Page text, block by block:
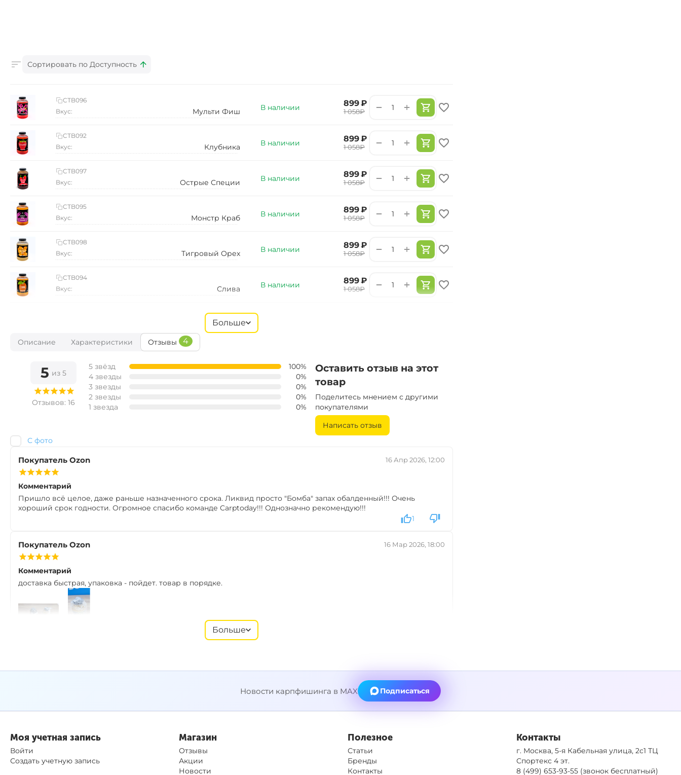
Сортировать по Доступность
В наличии ‍899‍ ₽
‍1 058‍₽ +
−
CTB096
Вкус:
Мульти Фиш
В наличии ‍899‍ ₽
‍1 058‍₽ +
−
CTB092
Вкус:
Клубника
В наличии ‍899‍ ₽
‍1 058‍₽ +
−
CTB097
Вкус:
Острые Специи
В наличии ‍899‍ ₽
‍1 058‍₽ +
−
CTB095
Вкус:
Монстр Краб
В наличии ‍899‍ ₽
‍1 058‍₽ +
−
CTB098
Вкус:
Тигровый Орех
В наличии ‍899‍ ₽
‍1 058‍₽ +
−
CTB094
Вкус:
Слива
Ананас
CTB093
В наличии ‍899‍
‍1 058‍₽
Вкус:
Больше
Описание Характеристики Отзывы 4
Оставить отзыв на этот
товар
Поделитесь мнением с другими
покупателями
Написать отзыв
5 из 5
Отзывов: 16
5 звёзд
100%
4 звезды
0%
3 звезды
0%
2 звезды
0%
1 звезда
0%
С фото
Покупатель Ozon 16 Апр 2026, 12:00
Комментарий
Пришло всё целое, даже раньше назначенного срока. Ликвид просто "Бомба" запах обалденный!!! Очень
хороший срок годности. Огромное спасибо команде Carptoday!!! Однозначно рекомендую!!!
1
Покупатель Ozon 16 Мар 2026, 18:00
Комментарий
доставка быстрая, упаковка - пойдет. товар в порядке.
Покупатель Ozon
Комментарий
Больше
Новости карпфишинга в MAX Подписаться
Моя учетная запись
Войти
Создать учетную запись
Магазин
Отзывы
Акции
Новости
Полезное
Статьи
Бренды
Контакты
Контакты
г. Москва, 5-я Кабельная улица, 2с1 ТЦ
Спортекс 4 эт.
8 (499) 653-93-55(звонок бесплатный)